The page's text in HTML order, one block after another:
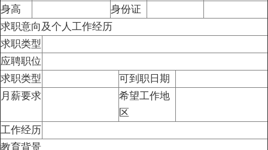
身高
身份证
求职意向及个人工作经历
求职类型
应聘职位
求职类型
可到职日期
月薪要求
希望工作地
区
工作经历
教育背景